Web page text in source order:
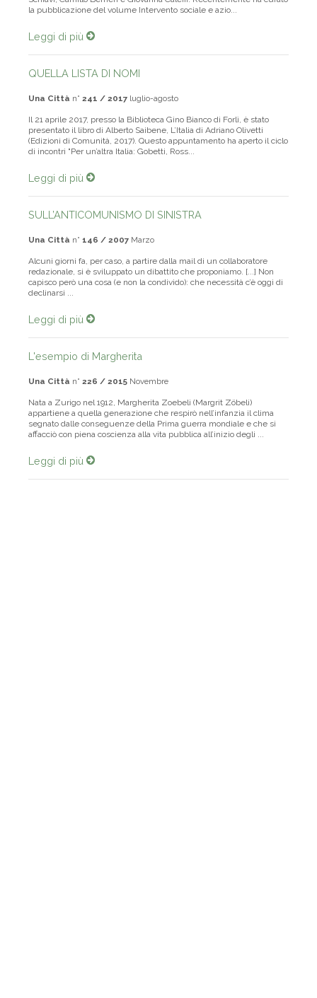
la pubblicazione del volume Intervento sociale e azio...
Leggi di più
QUELLA LISTA DI NOMI
Una Città n° 241 / 2017 luglio-agosto
Il 21 aprile 2017, presso la Biblioteca Gino Bianco di Forlì, è stato
presentato il libro di Alberto Saibene, L’Italia di Adriano Olivetti
(Edizioni di Comunità, 2017). Questo appuntamento ha aperto il ciclo
di incontri "Per un’altra Italia: Gobetti, Ross...
Leggi di più
SULL’ANTICOMUNISMO DI SINISTRA
Una Città n° 146 / 2007 Marzo
Alcuni giorni fa, per caso, a partire dalla mail di un collaboratore
redazionale, si è sviluppato un dibattito che proponiamo. [...] Non
capisco però una cosa (e non la condivido): che necessità c’è oggi di
declinarsi ...
Leggi di più
L'esempio di Margherita
Una Città n° 226 / 2015 Novembre
Nata a Zurigo nel 1912, Margherita Zoebeli (Margrit Zöbeli)
appartiene a quella generazione che respirò nell’infanzia il clima
segnato dalle conseguenze della Prima guerra mondiale e che si
affacciò con piena coscienza alla vita pubblica all’inizio degli ...
Leggi di più